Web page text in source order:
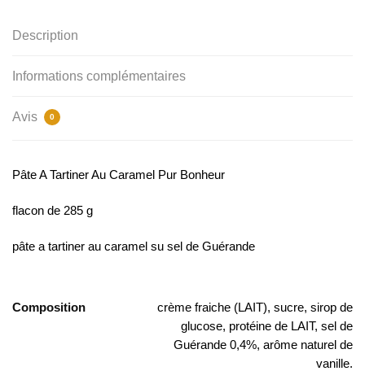
Description
Informations complémentaires
Avis 0
Pâte A Tartiner Au Caramel Pur Bonheur
flacon de 285 g
pâte a tartiner au caramel su sel de Guérande
Composition
crème fraiche (LAIT), sucre, sirop de
glucose, protéine de LAIT, sel de
Guérande 0,4%, arôme naturel de
vanille.